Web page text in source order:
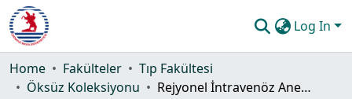
Log In
Communities & Collections
Home Fakülteler
Tıp Fakültesi
Öksüz Koleksiyonu
Rejyonel İntravenöz Anestezide (RIVA) Lidokain, Lidokain+fentanil ve Lidokain+atrakuryum Kombinasyonlarının Karşılaştırılması